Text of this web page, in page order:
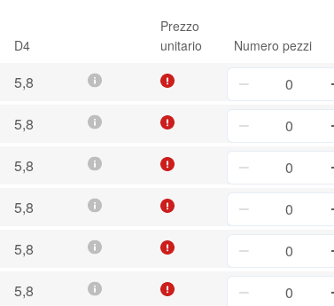
D4
Prezzo
unitario
Numero pezzi
5,8
5,8
5,8
5,8
5,8
5,8